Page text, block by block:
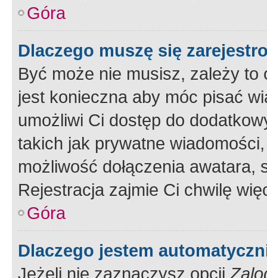
Góra
Dlaczego muszę się
Być może nie musisz, zależy
jest konieczna aby móc pisać
umożliwi Ci dostęp do
takich jak prywatne
możliwość dołączenia
Rejestracja zajmie Ci chwilę
Góra
Dlaczego jestem
Jeżeli nie zaznaczysz opcji